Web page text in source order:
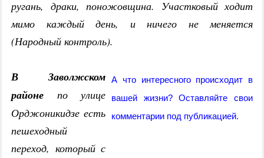
ругань, драки, поножовщина. Участковый ходит
мимо каждый день, и ничего не меняется
(Народный контроль).
А что интересного происходит в
вашей жизни? Оставляйте свои
комментарии под публикацией.
В Заволжском
районе по улице
Орджоникидзе есть
пешеходный
переход, который с